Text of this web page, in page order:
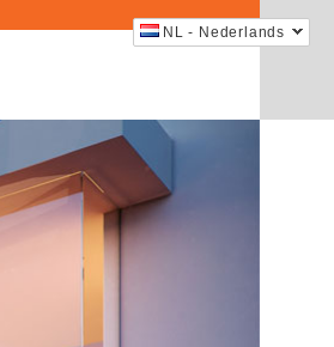
NL - Nederlands